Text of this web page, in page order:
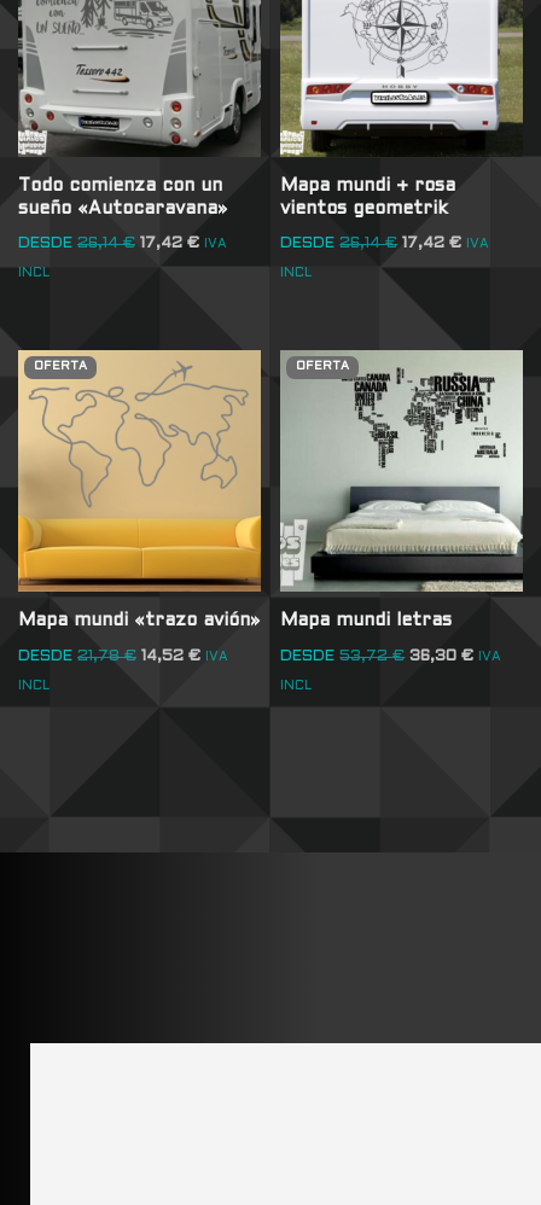
Todo comienza con un
sueño «Autocaravana»
DESDE 26,14€ 17,42 € IVA
INCL
Mapa mundi + rosa
vientos geometrik
DESDE 26,14€ 17,42€ IVA
INCL
OFERTA
Mapa mundi «trazo avión»
DESDE 21,78€ 14,52 € IVA
INCL
OFERTA
Mapa mundi letras
DESDE 53,72€ 36,30€ IVA
INCL